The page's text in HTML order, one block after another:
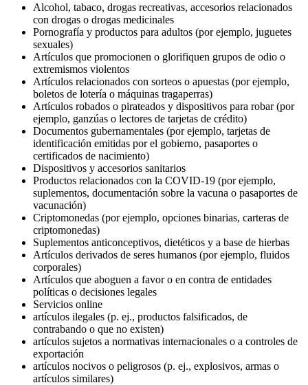
Alcohol, tabaco, drogas recreativas, accesorios relacionados
con drogas o drogas medicinales
Pornografía y productos para adultos (por ejemplo, juguetes
sexuales)
Artículos que promocionen o glorifiquen grupos de odio o
extremismos violentos
Artículos relacionados con sorteos o apuestas (por ejemplo,
boletos de lotería o máquinas tragaperras)
Artículos robados o pirateados y dispositivos para robar (por
ejemplo, ganzúas o lectores de tarjetas de crédito)
Documentos gubernamentales (por ejemplo, tarjetas de
identificación emitidas por el gobierno, pasaportes o
certificados de nacimiento)
Dispositivos y accesorios sanitarios
Productos relacionados con la COVID‑19 (por ejemplo,
suplementos, documentación sobre la vacuna o pasaportes de
vacunación)
Criptomonedas (por ejemplo, opciones binarias, carteras de
criptomonedas)
Suplementos anticonceptivos, dietéticos y a base de hierbas
Artículos derivados de seres humanos (por ejemplo, fluidos
corporales)
Artículos que aboguen a favor o en contra de entidades
políticas o decisiones legales
Servicios online
artículos ilegales (p. ej., productos falsificados, de
contrabando o que no existen)
artículos sujetos a normativas internacionales o a controles de
exportación
artículos nocivos o peligrosos (p. ej., explosivos, armas o
artículos similares)